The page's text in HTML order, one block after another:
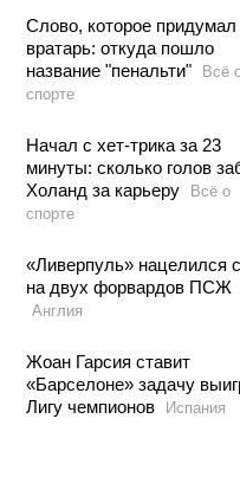
Слово, которое придумал
вратарь: откуда пошло
название "пенальти"
Всё
спорте
Начал с хет-трика за 23
минуты: сколько голов
Холанд за карьеру
Всё о
спорте
«Ливерпуль» нацелился
на двух форвардов ПСЖ
Англия
Жоан Гарсия ставит
«Барселоне» задачу
Лигу чемпионов
Испания